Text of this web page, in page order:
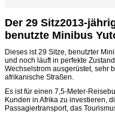
Der 29 Sitz2013-
benutzte Minibus
Dieses ist 29 Sitze, benutzter
und noch läuft in perfekte
Wechselstrom ausgerüstet, sehr
afrikanische Straßen.
Es ist für einen 7,5-Meter-
Kunden in Afrika zu investieren,
Passagiertransport, das